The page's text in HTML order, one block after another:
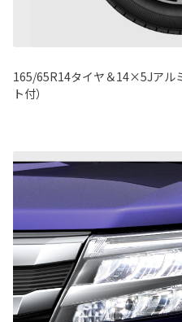
165/65R14タイヤ＆14×5Jアル
ト付）